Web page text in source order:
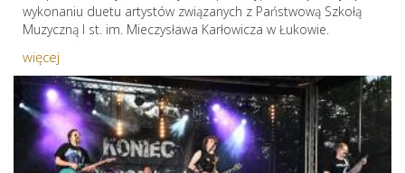
wykonaniu duetu artystów związanych z Państwową Szkołą
Muzyczną I st. im. Mieczysława Karłowicza w Łukowie.
więcej